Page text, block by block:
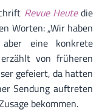
Revue Heutedie
Worten: „Wir haben
eine konkrete
von früheren
gefeiert, da hatten
Sendung auftreten
bekommen.